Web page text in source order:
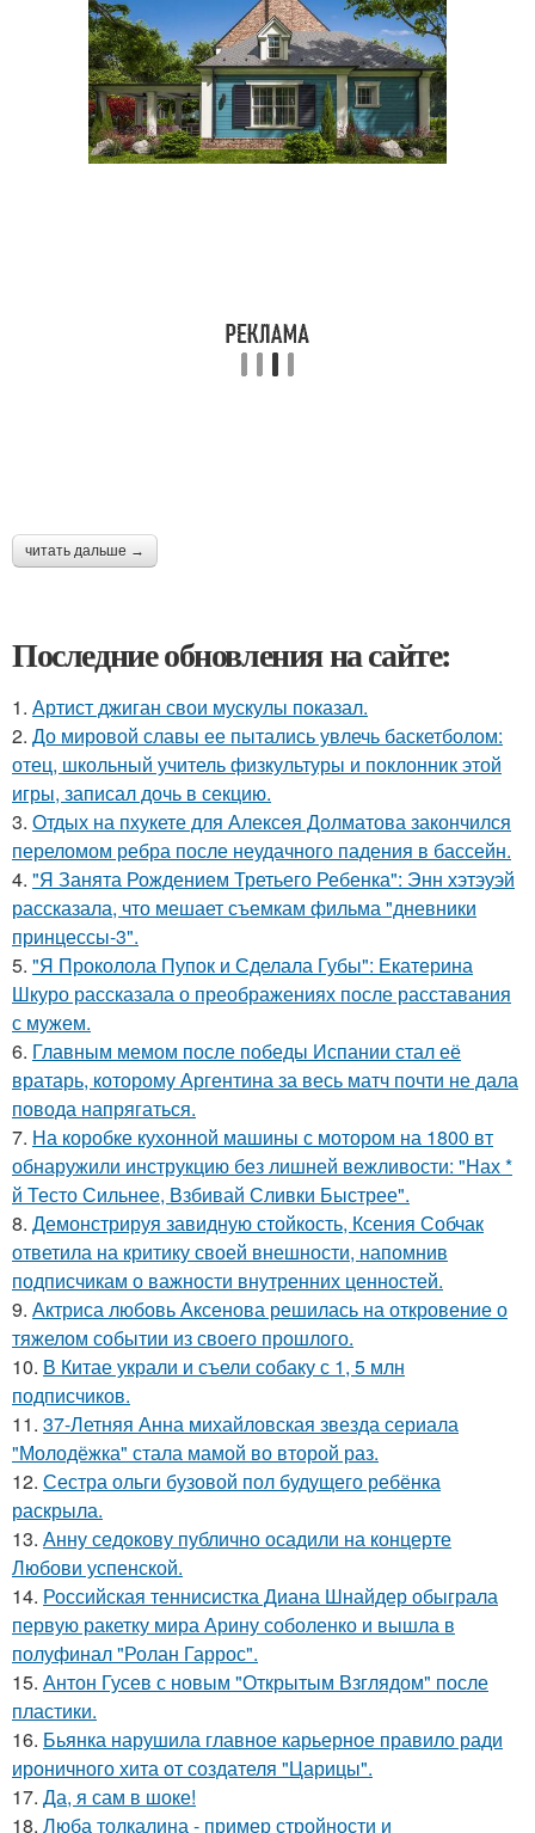
читать дальше →
Последние обновления на сайте:
1. Артист джиган свои мускулы показал.
2. До мировой славы ее пытались увлечь баскетболом:
отец, школьный учитель физкультуры и поклонник этой
игры, записал дочь в секцию.
3. Отдых на пхукете для Алексея Долматова закончился
переломом ребра после неудачного падения в бассейн.
4. "Я Занята Рождением Третьего Ребенка": Энн хэтэуэй
рассказала, что мешает съемкам фильма "дневники
принцессы-3".
5. "Я Проколола Пупок и Сделала Губы": Екатерина
Шкуро рассказала о преображениях после расставания
с мужем.
6. Главным мемом после победы Испании стал её
вратарь, которому Аргентина за весь матч почти не дала
повода напрягаться.
7. На коробке кухонной машины с мотором на 1800 вт
обнаружили инструкцию без лишней вежливости: "Нах *
й Тесто Сильнее, Взбивай Сливки Быстрее".
8. Демонстрируя завидную стойкость, Ксения Собчак
ответила на критику своей внешности, напомнив
подписчикам о важности внутренних ценностей.
9. Актриса любовь Аксенова решилась на откровение о
тяжелом событии из своего прошлого.
10. В Китае украли и съели собаку с 1, 5 млн
подписчиков.
11. 37-Летняя Анна михайловская звезда сериала
"Молодёжка" стала мамой во второй раз.
12. Сестра ольги бузовой пол будущего ребёнка
раскрыла.
13. Анну седокову публично осадили на концерте
Любови успенской.
14. Российская теннисистка Диана Шнайдер обыграла
первую ракетку мира Арину соболенко и вышла в
полуфинал "Ролан Гаррос".
15. Антон Гусев с новым "Открытым Взглядом" после
пластики.
16. Бьянка нарушила главное карьерное правило ради
ироничного хита от создателя "Царицы".
17. Да, я сам в шоке!
18. Люба толкалина - пример стройности и